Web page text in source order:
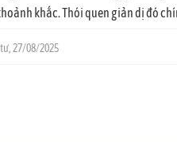
khắc. Thói quen giản dị đó
27/08/2025